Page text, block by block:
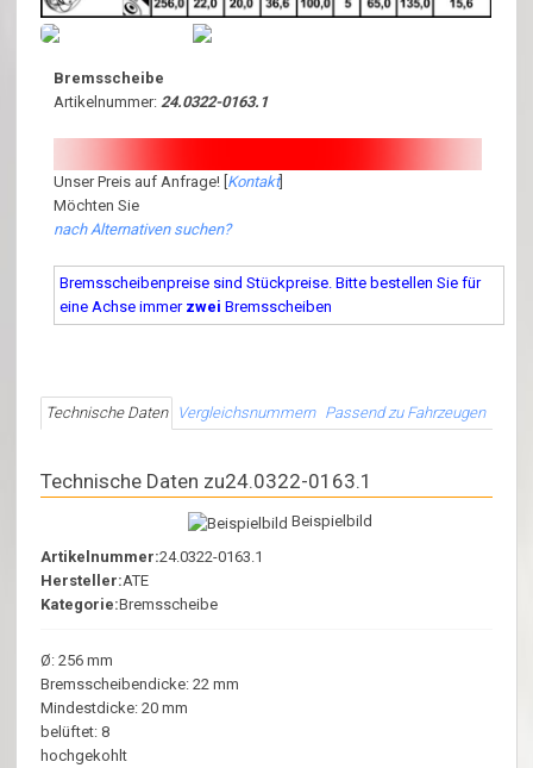
Bremsscheibe
Artikelnummer: 24.0322-0163.1
Unser Preis auf Anfrage! [ Kontakt]
Möchten Sie
nach Alternativen suchen?
Bremsscheibenpreise sind Stückpreise. Bitte bestellen Sie für
eine Achse immer zwei Bremsscheiben
Technische Daten Vergleichsnummern Passend zu Fahrzeugen
Technische Daten zu24.0322-0163.1
Beispielbild
Artikelnummer:24.0322-0163.1
Hersteller:ATE
Kategorie:Bremsscheibe
Ø: 256 mm
Bremsscheibendicke: 22 mm
Mindestdicke: 20 mm
belüftet: 8
hochgekohlt